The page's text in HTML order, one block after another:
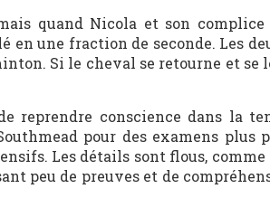
quand Nicola et son complice
en une fraction de seconde. Les
Si le cheval se retourne et se
reprendre conscience dans la
pour des examens plus
Les détails sont flous, comme
peu de preuves et de